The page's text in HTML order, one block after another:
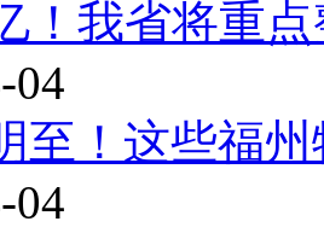
！我省将重
04
至！这些福
04